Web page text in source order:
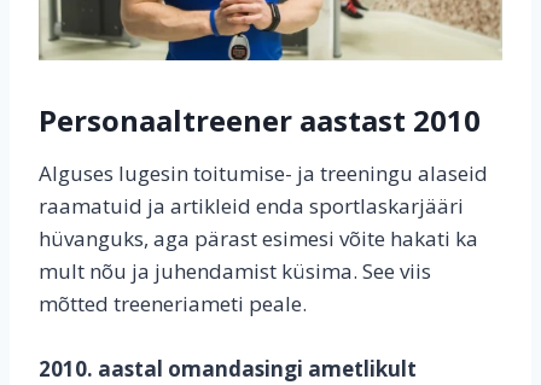
Personaaltreener aastast 2010
Alguses lugesin toitumise- ja treeningu alaseid
raamatuid ja artikleid enda sportlaskarjääri
hüvanguks, aga pärast esimesi võite hakati ka
mult nõu ja juhendamist küsima. See viis
mõtted treeneriameti peale.
2010. aastal omandasingi ametlikult